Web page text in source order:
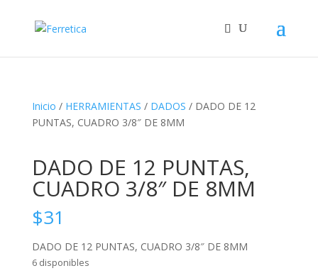
Inicio / HERRAMIENTAS / DADOS / DADO DE 12
PUNTAS, CUADRO 3/8″ DE 8MM
DADO DE 12 PUNTAS,
CUADRO 3/8″ DE 8MM
$31
DADO DE 12 PUNTAS, CUADRO 3/8″ DE 8MM
6 disponibles